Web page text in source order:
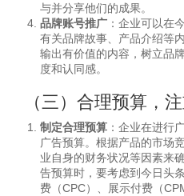
与并分享他们的成果。
品牌账号推广 ：企业可以在
有关品牌故事、产品介绍等
输出有价值的内容，树立品
度和认同感。
（三）合理预算，
制定合理预算 ：企业在进行
广告预算。根据产品的市场
业自身的财务状况等因素来
告预算时，要考虑到今日头
费（CPC）、展示付费（